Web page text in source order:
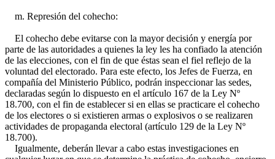
m. Represión del cohecho:
El cohecho debe evitarse con la mayor decisión y energía por
parte de las autoridades a quienes la ley les ha confiado la atención
de las elecciones, con el fin de que éstas sean el fiel reflejo de la
voluntad del electorado. Para este efecto, los Jefes de Fuerza, en
compañía del Ministerio Público, podrán inspeccionar las sedes,
declaradas según lo dispuesto en el artículo 167 de la Ley Nº
18.700, con el fin de establecer si en ellas se practicare el cohecho
de los electores o si existieren armas o explosivos o se realizaren
actividades de propaganda electoral (artículo 129 de la Ley Nº
18.700).
Igualmente, deberán llevar a cabo estas investigaciones en